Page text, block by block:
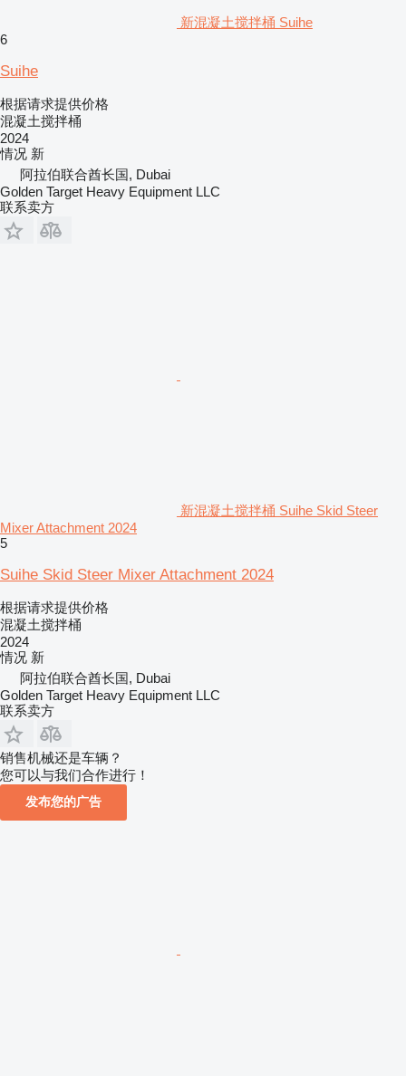
新混凝土搅拌桶 Suihe
6
Suihe
根据请求提供价格
混凝土搅拌桶
2024
情况 新
阿拉伯联合酋长国, Dubai
Golden Target Heavy Equipment LLC
联系卖方
新混凝土搅拌桶 Suihe Skid Steer
Mixer Attachment 2024
5
Suihe Skid Steer Mixer Attachment 2024
根据请求提供价格
混凝土搅拌桶
2024
情况 新
阿拉伯联合酋长国, Dubai
Golden Target Heavy Equipment LLC
联系卖方
销售机械还是车辆？
您可以与我们合作进行！
发布您的广告